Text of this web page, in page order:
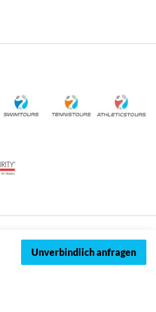
Unverbindlich anfragen